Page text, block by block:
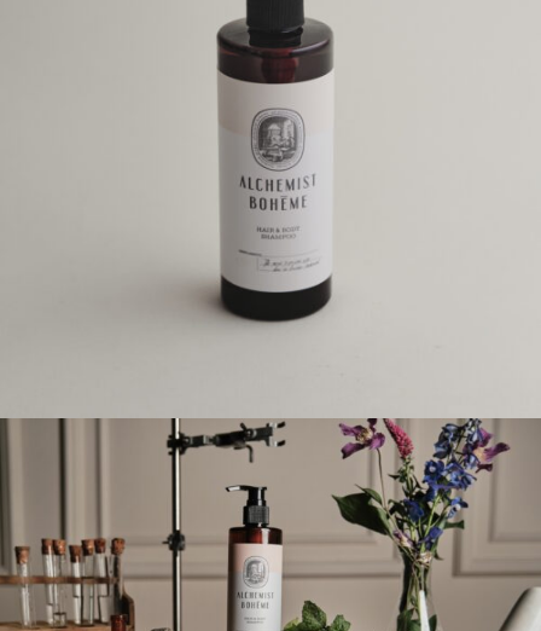
STAŇTE SE KLIENTEM
Stát se klientem velkoobchodu Bohéme Collection
vašeho zařízení.